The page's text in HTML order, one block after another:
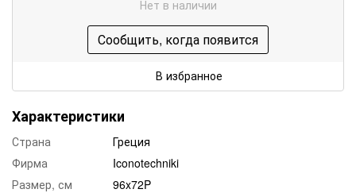
Нет в наличии
Сообщить, когда появится
В избранное
Характеристики
Страна
Греция
Фирма
Iconotechniki
Размер, см
96x72P